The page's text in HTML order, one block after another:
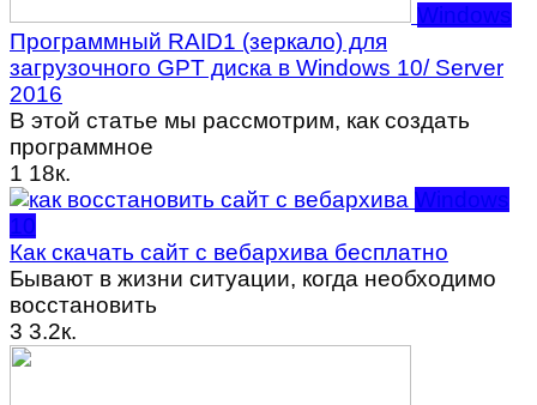
Windows
Программный RAID1 (зеркало) для
загрузочного GPT диска в Windows 10/ Server
2016
В этой статье мы рассмотрим, как создать
программное
1 18к.
Windows
10
Как скачать сайт с вебархива бесплатно
Бывают в жизни ситуации, когда необходимо
восстановить
3 3.2к.